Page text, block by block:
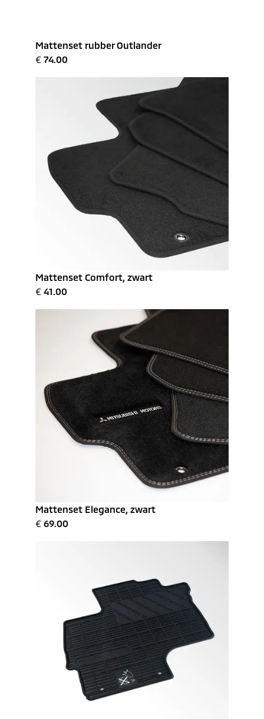
Mattenset rubber Outlander
€ 74.00
Mattenset Comfort, zwart
€ 41.00
Mattenset Elegance, zwart
€ 69.00